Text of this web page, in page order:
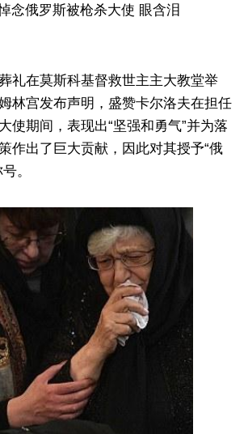
礼在莫斯科基督救世主主大教堂举
林宫发布声明，盛赞卡尔洛夫在担任
使期间，表现出“坚强和勇气”并为落
作出了巨大贡献，因此对其授予“俄
称号。